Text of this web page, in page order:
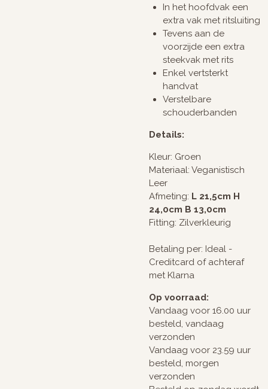
In het hoofdvak een
extra vak met ritsluiting
Tevens aan de
voorzijde een extra
steekvak met rits
Enkel vertsterkt
handvat
Verstelbare
schouderbanden
Details:
Kleur: Groen
Materiaal: Veganistisch
Leer
Afmeting: L 21,5cm H
24,0cm B 13,0cm
Fitting: Zilverkleurig
Betaling per: Ideal -
Creditcard of achteraf
met Klarna
Op voorraad:
Vandaag voor 16.00 uur
besteld, vandaag
verzonden
Vandaag voor 23.59 uur
besteld, morgen
verzonden